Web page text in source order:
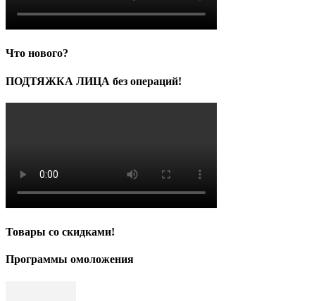
Что нового?
ПОДТЯЖКА ЛИЦА без операций!
Товары со скидками!
Программы омоложения